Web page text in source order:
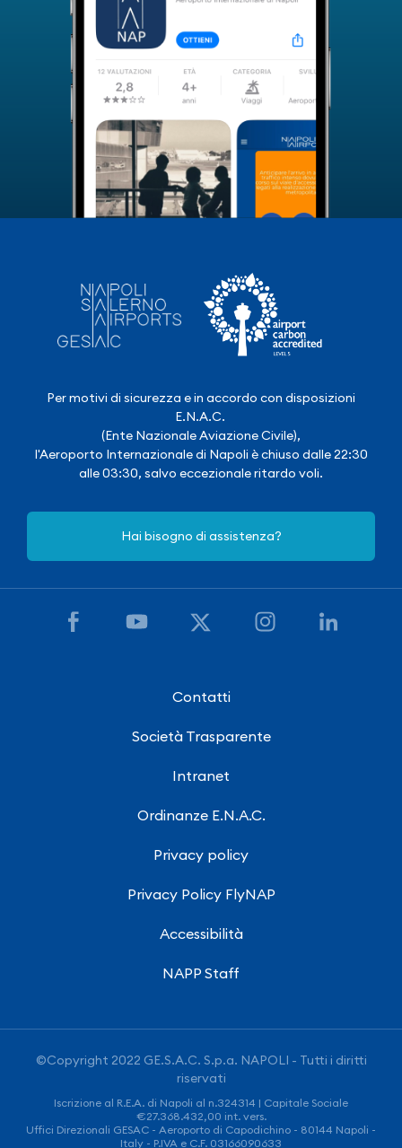
Per motivi di sicurezza e in accordo con disposizioni
E.N.A.C.
(Ente Nazionale Aviazione Civile),
l'Aeroporto Internazionale di Napoli è chiuso dalle 22:30
alle 03:30, salvo eccezionale ritardo voli.
Hai bisogno di assistenza?
Contatti
Società Trasparente
Intranet
Ordinanze E.N.A.C.
Privacy policy
Privacy Policy FlyNAP
Accessibilità
NAPP Staff
©Copyright 2022 GE.S.A.C. S.p.a. NAPOLI - Tutti i diritti
riservati
Iscrizione al R.E.A. di Napoli al n.324314 | Capitale Sociale
€27.368.432,00 int. vers.
Uffici Direzionali GESAC - Aeroporto di Capodichino - 80144 Napoli -
Italy - P.IVA e C.F. 03166090633